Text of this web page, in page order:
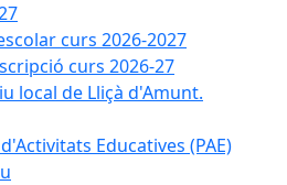
curs 2026-2027
curs 2026-27
local de Lliçà d'Amunt.
Educatives (PAE)